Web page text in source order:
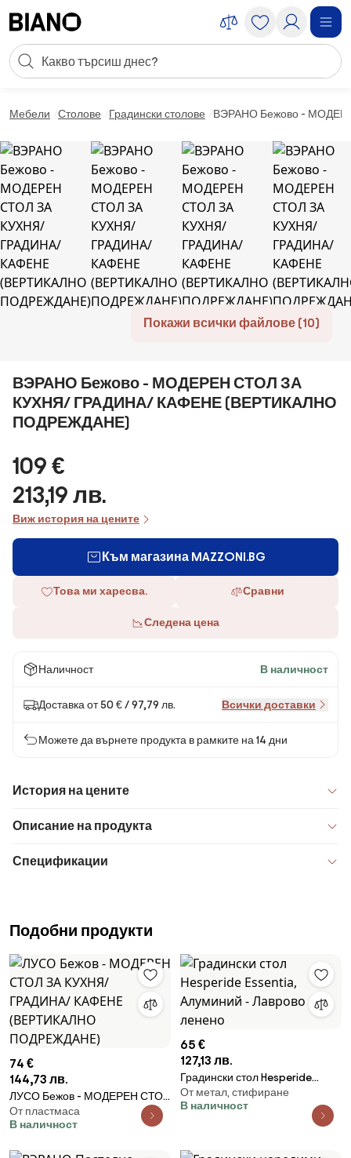
Търсене
Мебели Столове Градински столове ВЭРАНО Бежово -
Покажи всички файлове (10)
ВЭРАНО Бежово - МОДЕРЕН СТОЛ ЗА
КУХНЯ/ ГРАДИНА/ КАФЕНЕ (ВЕРТИКАЛНО
ПОДРЕЖДАНЕ)
109 €
213,19 лв.
Виж история на цените
Към магазина MAZZONI.BG
Това ми харесва. Сравни
Следена цена
Наличност В наличност
Доставка от 50 € / 97,79 лв. Всички доставки
Можете да върнете продукта в рамките на 14 дни
История на цените
Описание на продукта
Спецификации
Подобни продукти
74 €
144,73 лв.
ЛУСО Бежов - МОДЕРЕН СТОЛ
ЗА КУХНЯ/ ГРАДИНА/ КАФЕНЕ
(ВЕРТИКАЛНО ПОДРЕЖДАНЕ)
От пластмаса
В наличност
65 €
127,13 лв.
Градински стол Hesperide
Essentia, Алуминий - Лаврово
ленено
От метал, стифиране
В наличност